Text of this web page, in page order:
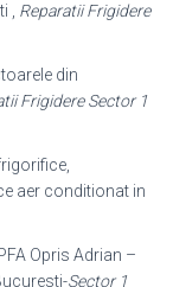
, Reparatii Frigidere
din
Frigidere Sector 1
aer conditionat in
Opris Adrian –
Sector 1